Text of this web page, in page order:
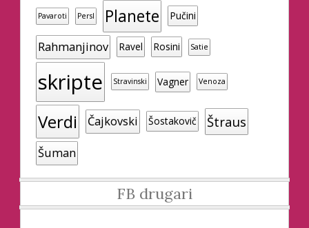
Pavaroti Persl Planete Pučini
Rahmanjinov Ravel Rosini Satie
skripte Stravinski Vagner Venoza
Verdi Čajkovski Šostakovič Štraus
Šuman
FB drugari